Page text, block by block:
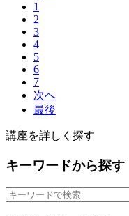
1
2
3
4
5
6
7
次へ
最後
講座を詳しく探す
キーワードから探す